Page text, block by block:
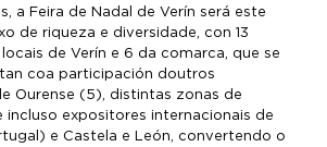
a Feira de Nadal de Verín será este
de riqueza e diversidade, con 13
de Verín e 6 da comarca, que se
coa participación doutros
Ourense (5), distintas zonas de
incluso expositores internacionais de
e Castela e León, convertendo o